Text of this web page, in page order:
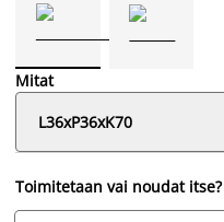
Mitat
L36xP36xK70
Toimitetaan vai noudat itse?